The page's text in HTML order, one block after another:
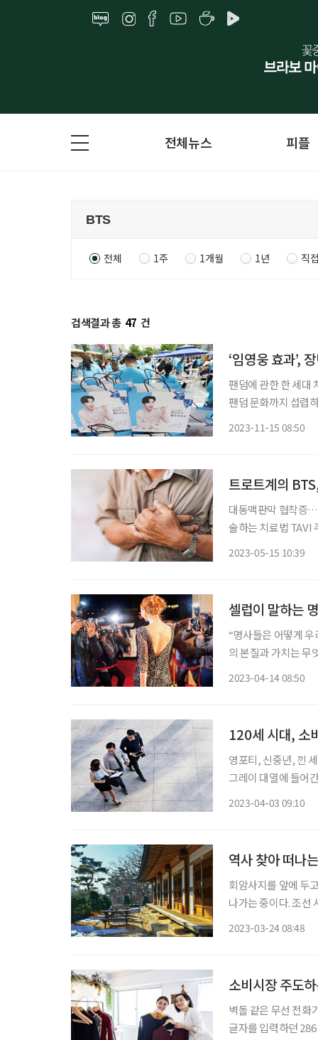
전체뉴스 피플
전체 1주 1개월 1년 직
검색결과 총 47 건
‘임영웅 효과’,
팬덤에 관한 한 세대
팬덤 문화까지 섭렵하며 시장에
2023-11-15 08:50
트로트계의
대동맥판막 협착증
술하는 치료법 TAVI 주목 트로트계의 BTS, 가수 진성은 ‘안동역에서’로 활
2023-05-15 10:39
셀럽이 말하는
“명사들은 어떻게
의 본질과 가치는 무
2023-04-14 08:50
120세 시대, 소
영포티, 신중년, 낀
그레이 대열에 들어
2023-04-03 09:10
역사 찾아 떠나
회암사지를 앞에 두
나가는 중이다. 조선
2023-03-24 08:48
소비시장 주도
벽돌 같은 무선 전화
글자를 입력하던